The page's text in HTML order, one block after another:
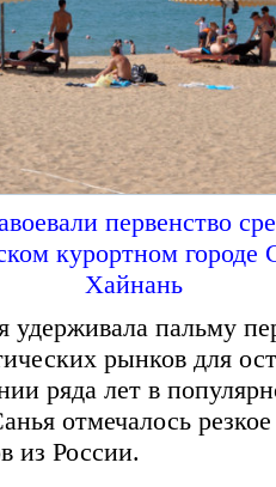
первенство
курортном городе
Хайнань
удерживала пальму
рынков для
ряда лет в
отмечалось
из России.